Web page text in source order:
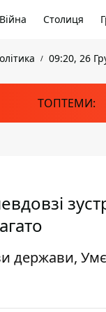
Війна Столиця
09:20, 26
ТОПТЕМИ:
держави,